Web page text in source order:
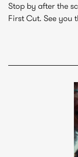
Stop by after the
First Cut. See you